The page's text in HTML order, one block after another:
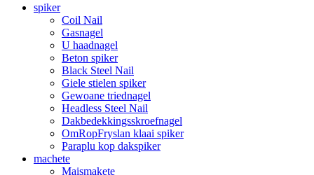
spiker
Coil Nail
Gasnagel
U haadnagel
Beton spiker
Black Steel Nail
Giele stielen spiker
Gewoane triednagel
Headless Steel Nail
Dakbedekkingsskroefnagel
OmRopFryslan klaai spiker
Paraplu kop dakspiker
machete
Maismakete